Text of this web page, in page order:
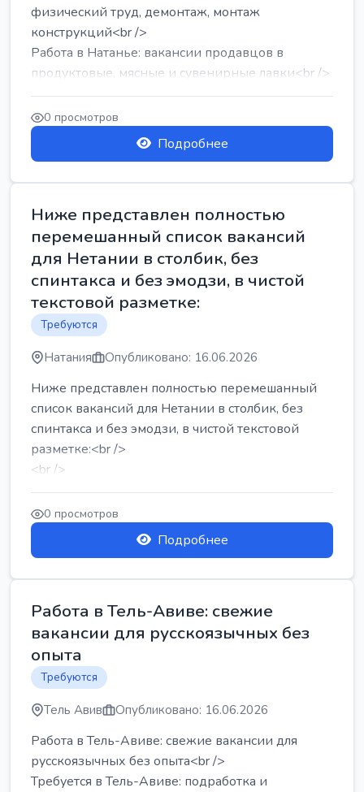
физический труд, демонтаж, монтаж
конструкций<br />
Работа в Натанье: вакансии продавцов в
продуктовые, мясные и сувенирные лавки<br />
Разнорабочий на сборку м...
0 просмотров
Подробнее
Ниже представлен полностью
перемешанный список вакансий
для Нетании в столбик, без
спинтакса и без эмодзи, в чистой
текстовой разметке:
Требуются
Натания Опубликовано: 16.06.2026
Ниже представлен полностью перемешанный
список вакансий для Нетании в столбик, без
спинтакса и без эмодзи, в чистой текстовой
разметке:<br />
<br />
Работа в Нетании на мебельном производстве:
требу...
0 просмотров
Подробнее
Работа в Тель-Авиве: свежие
вакансии для русскоязычных без
опыта
Требуются
Тель Авив Опубликовано: 16.06.2026
Работа в Тель-Авиве: свежие вакансии для
русскоязычных без опыта<br />
Требуется в Тель-Авиве: подработка и